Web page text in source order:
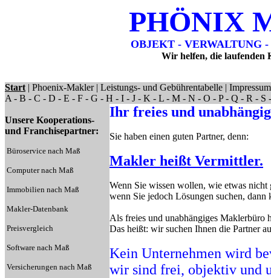
PHÖNIX
OBJEKT - VERWALTUNG
Wir helfen, die laufenden
Start | Phoenix-Makler| Leistungs- und Gebührentabelle | Impressum
A - B - C - D - E - F - G - H - I - J - K - L - M - N - O - P- Q - R - S
Unsere Kooperations-
und Franchisepartner:
Büroservice nach Maß
Computer nach Maß
Immobilien nach Maß
Makler-Datenbank
Preisvergleich
Software nach Maß
Versicherungen nach Maß
Ihr freies und
Sie haben einen guten Partner, denn:
Makler heißt Vermittler.
Wenn Sie wissen wollen, wie etwas nicht
wenn Sie jedoch Lösungen suchen,
Als freies und unabhängiges Maklerbüro
Das heißt: wir suchen Ihnen die Partner
Kein Unternehmen wird
wir sind frei, objektiv und